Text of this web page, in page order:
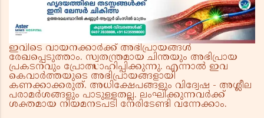
ഇവിടെ വായനക്കാർക്ക് അഭിപ്രായങ്ങൾ
രേഖപ്പെടുത്താം. സ്വതന്ത്രമായ ചിന്തയും അഭിപ്രായ
പ്രകടനവും പ്രോത്സാഹിപ്പിക്കുന്നു. എന്നാൽ ഇവ
കെവാർത്തയുടെ അഭിപ്രായങ്ങളായി
കണക്കാക്കരുത്. അധിക്ഷേപങ്ങളും വിദ്വേഷ - അശ്ലീല
പരാമർശങ്ങളും പാടുള്ളതല്ല. ലംഘിക്കുന്നവർക്ക്
ശക്തമായ നിയമനടപടി നേരിടേണ്ടി വന്നേക്കാം.